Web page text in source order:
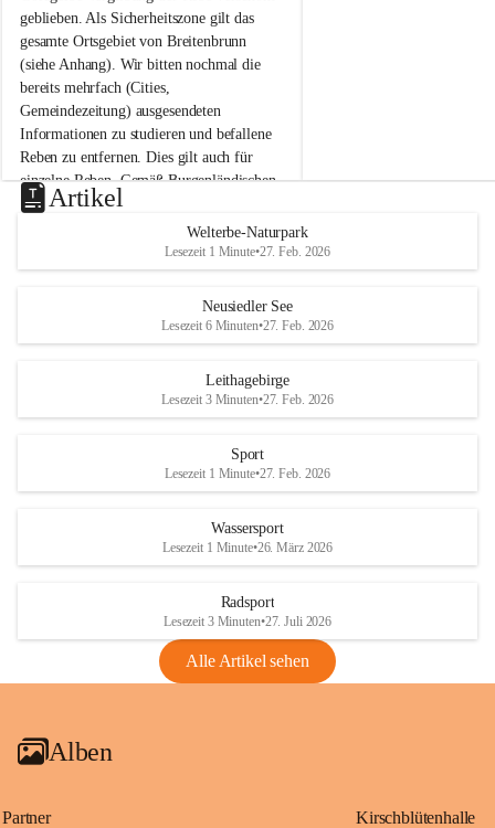
b
r
u
n
n
a
m
N
e
u
s
d
S
geblieben. Als Sicherheitszone gilt das
gesamte Ortsgebiet von Breitenbrunn
(siehe Anhang). Wir bitten nochmal die
bereits mehrfach (Cities,
Gemeindezeitung) ausgesendeten
Informationen zu studieren und befallene
Reben zu entfernen. Dies gilt auch für
einzelne Reben. Gemäß Burgenländischen
Weinbaugesetz sind nicht gepflegte oder
unzulässige Weingärten zu roden! Bitte
helfen wir zusammen um unsere Winzer
vor den prognostizierten Ernteausfällen
und den daraus folgenden wirtschaftlichen
Maßnahmen zur Bekämpfung
Rebe und der Amerikanischen
Anhang VBl. EU Nr. 18
1 Seite•1,4 MB
VBl. EU Nr. 18_2026
u
e
d
r
S
Artikel
Welterbe-Naturpark
Lesezeit 1 Minute•27. Feb. 2026
Neusiedler See
Lesezeit 6 Minuten•27. Feb. 2026
Leithagebirge
Lesezeit 3 Minuten•27. Feb. 2026
Sport
Lesezeit 1 Minute•27. Feb. 2026
Wassersport
Lesezeit 1 Minute•26. März 2026
Radsport
Lesezeit 3 Minuten•27. Juli 2026
Alle Artikel sehen
Alben
Partner Kirschblütenhalle